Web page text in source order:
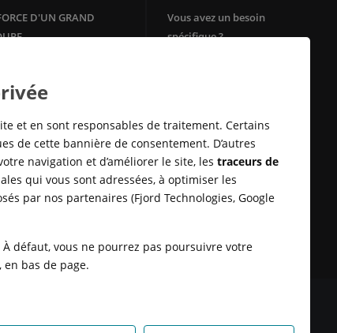
D'UN GRAND
de la solidité et de
territorial d'un des
de la
banque
de proximité
Vous avez un besoin
spécifique ?
E-immobilier
Crédit Sofinco
Square Habitat : Location
logement
HONORAIRES TRANSACTION HONORAIRES LOCATION
et en sont responsables de traitement. Certains
de cette bannière de consentement. D’autres
navigation et d’améliorer le site, les traceurs de
qui vous sont adressées, à optimiser les
par nos partenaires (Fjord Technologies, Google
défaut, vous ne pourrez pas poursuivre votre
bas de page.